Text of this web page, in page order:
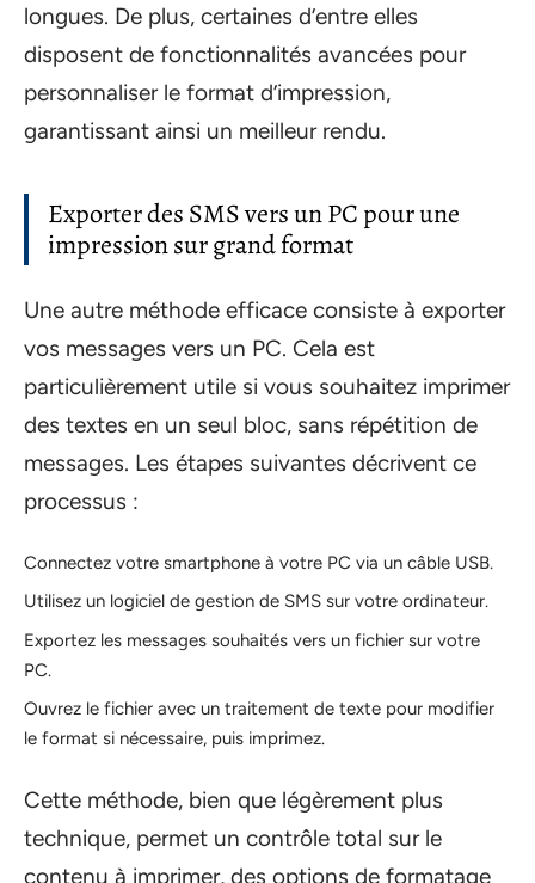
longues. De plus, certaines d’entre elles
disposent de fonctionnalités avancées pour
personnaliser le format d’impression,
garantissant ainsi un meilleur rendu.
Exporter des SMS vers un PC pour une
impression sur grand format
Une autre méthode efficace consiste à exporter
vos messages vers un PC. Cela est
particulièrement utile si vous souhaitez imprimer
des textes en un seul bloc, sans répétition de
messages. Les étapes suivantes décrivent ce
processus :
Connectez votre smartphone à votre PC via un câble USB.
Utilisez un logiciel de gestion de SMS sur votre ordinateur.
Exportez les messages souhaités vers un fichier sur votre
PC.
Ouvrez le fichier avec un traitement de texte pour modifier
le format si nécessaire, puis imprimez.
Cette méthode, bien que légèrement plus
technique, permet un contrôle total sur le
contenu à imprimer, des options de formatage